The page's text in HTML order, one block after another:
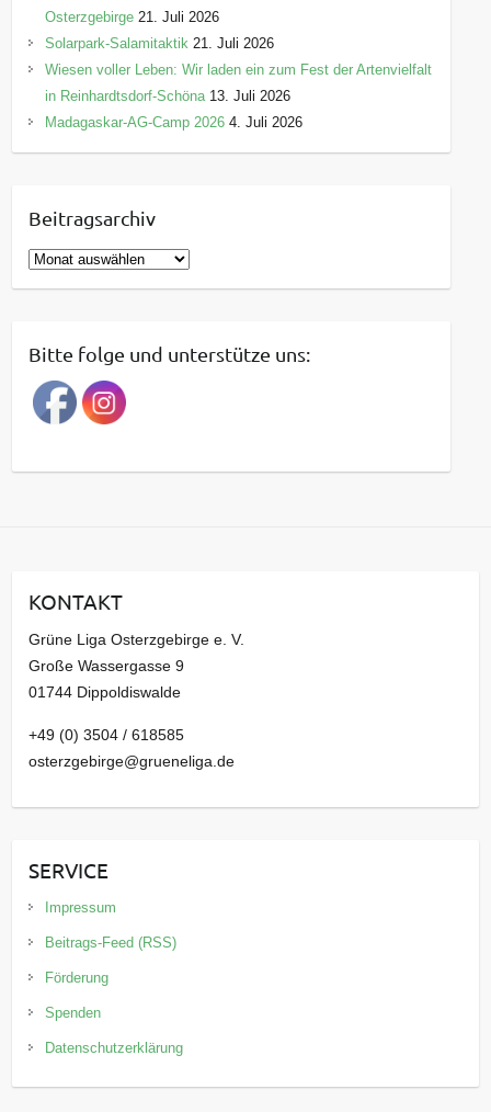
Osterzgebirge 21. Juli 2026
Solarpark-Salamitaktik 21. Juli 2026
Wiesen voller Leben: Wir laden ein zum Fest der Artenvielfalt
in Reinhardtsdorf-Schöna 13. Juli 2026
Madagaskar-AG-Camp 2026 4. Juli 2026
Beitragsarchiv
B
e
r
a
g
a
v
Bitte folge und unterstütze uns:
KONTAKT
Grüne Liga Osterzgebirge e. V.
Große Wassergasse 9
01744 Dippoldiswalde
+49 (0) 3504 / 618585
osterzgebirge@grueneliga.de
SERVICE
Impressum
Beitrags-Feed (RSS)
Förderung
Spenden
Datenschutzerklärung